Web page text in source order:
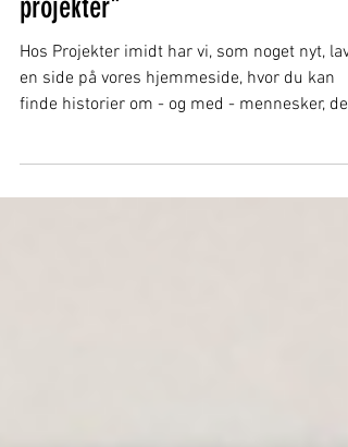
om "mennesker fra vores
projekter"
Hos Projekter imidt har vi, som noget nyt,
finde historier om - og med - mennesker,